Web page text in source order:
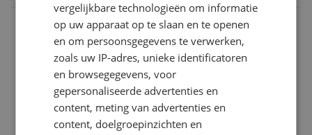
Compatibiliteit
Constructie
Eigenschappen
Functies
Optiek
vergelijkbare technologieën om informatie
op uw apparaat op te slaan en te openen
en om persoonsgegevens te verwerken,
zoals uw IP-adres, unieke identificatoren
en browsegegevens, voor
gepersonaliseerde advertenties en
content, meting van advertenties en
content, doelgroepinzichten en